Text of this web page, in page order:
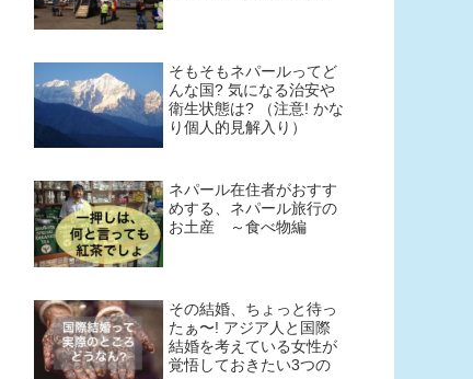
そもそもネパールってど
んな国? 気になる治安や
衛生状態は? （注意! かな
り個人的見解入り）
ネパール在住者がおすす
めする、ネパール旅行の
お土産 ～食べ物編
その結婚、ちょっと待っ
たぁ〜! アジア人と国際
結婚を考えている女性が
覚悟しておきたい3つの